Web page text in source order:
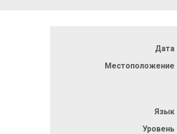
Дата
Местоположение
Язык
Уровень